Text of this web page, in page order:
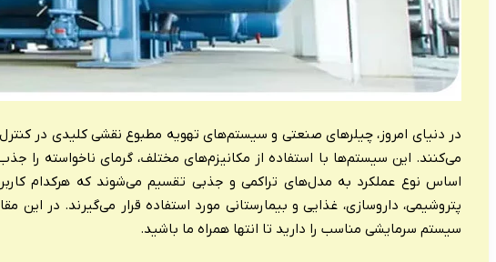
در دنیای امروز، چیلرهای صنعتی و سیستم‌های تهویه مطبوع نقشی کلیدی در
می‌کنند. این سیستم‌ها با استفاده از مکانیزم‌های مختلف، گرمای ناخواسته را
اساس نوع عملکرد به مدل‌های تراکمی و جذبی تقسیم می‌شوند که هرکدام
پتروشیمی، داروسازی، غذایی و بیمارستانی مورد استفاده قرار می‌گیرند. در این
سیستم سرمایشی مناسب را دارید تا انتها همراه ما باشید.